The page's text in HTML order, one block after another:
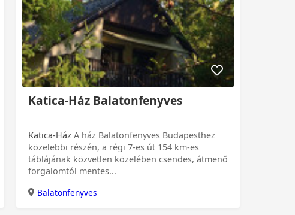
0 Ft
Katica-Ház Balatonfenyves
Katica-Ház
közelebbi részén, a régi 7-es út 154 km-es
táblájának közvetlen közelében csendes, átmenő
forgalomtól mentes...
Balatonfenyves